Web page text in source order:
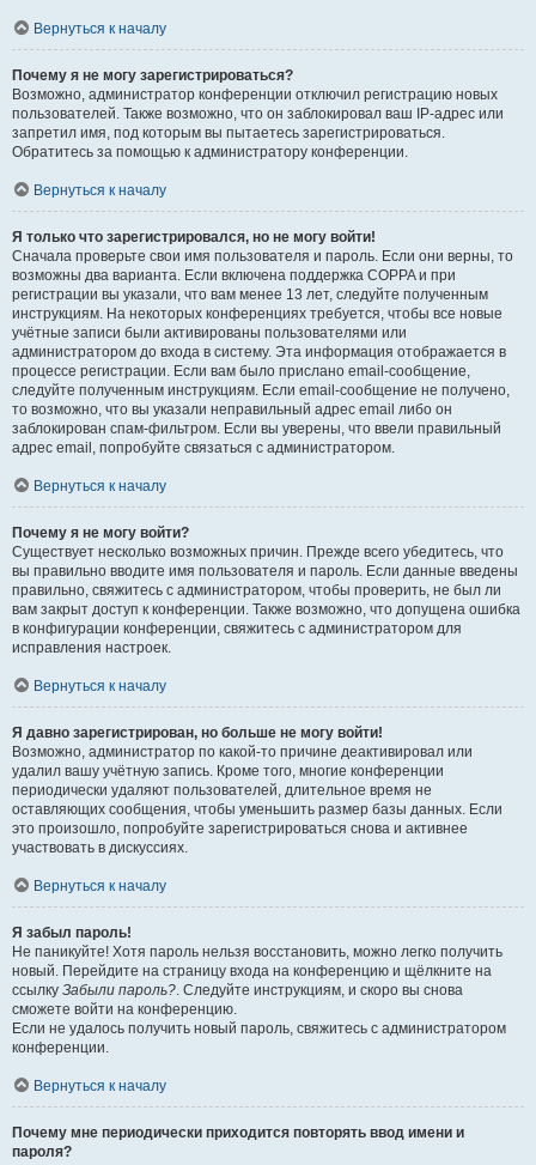
Вернуться к началу
Почему я не могу зарегистрироваться?
Возможно, администратор конференции отключил регистрацию новых
пользователей. Также возможно, что он заблокировал ваш IP-адрес или
запретил имя, под которым вы пытаетесь зарегистрироваться.
Обратитесь за помощью к администратору конференции.
Вернуться к началу
Я только что зарегистрировался, но не могу войти!
Сначала проверьте свои имя пользователя и пароль. Если они верны, то
возможны два варианта. Если включена поддержка COPPA и при
регистрации вы указали, что вам менее 13 лет, следуйте полученным
инструкциям. На некоторых конференциях требуется, чтобы все новые
учётные записи были активированы пользователями или
администратором до входа в систему. Эта информация отображается в
процессе регистрации. Если вам было прислано email-сообщение,
следуйте полученным инструкциям. Если email-сообщение не получено,
то возможно, что вы указали неправильный адрес email либо он
заблокирован спам-фильтром. Если вы уверены, что ввели правильный
адрес email, попробуйте связаться с администратором.
Вернуться к началу
Почему я не могу войти?
Существует несколько возможных причин. Прежде всего убедитесь, что
вы правильно вводите имя пользователя и пароль. Если данные введены
правильно, свяжитесь с администратором, чтобы проверить, не был ли
вам закрыт доступ к конференции. Также возможно, что допущена ошибка
в конфигурации конференции, свяжитесь с администратором для
исправления настроек.
Вернуться к началу
Я давно зарегистрирован, но больше не могу войти!
Возможно, администратор по какой-то причине деактивировал или
удалил вашу учётную запись. Кроме того, многие конференции
периодически удаляют пользователей, длительное время не
оставляющих сообщения, чтобы уменьшить размер базы данных. Если
это произошло, попробуйте зарегистрироваться снова и активнее
участвовать в дискуссиях.
Вернуться к началу
Я забыл пароль!
Не паникуйте! Хотя пароль нельзя восстановить, можно легко получить
новый. Перейдите на страницу входа на конференцию и щёлкните на
ссылку Забыли пароль?. Следуйте инструкциям, и скоро вы снова
сможете войти на конференцию.
Если не удалось получить новый пароль, свяжитесь с администратором
конференции.
Вернуться к началу
Почему мне периодически приходится повторять ввод имени и
пароля?